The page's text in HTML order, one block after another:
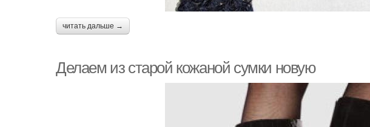
читать дальше →
Делаем из старой кожаной сумки новую